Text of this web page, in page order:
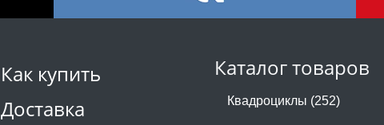
Как купить
Доставка
Каталог товаров
Квадроциклы (252)